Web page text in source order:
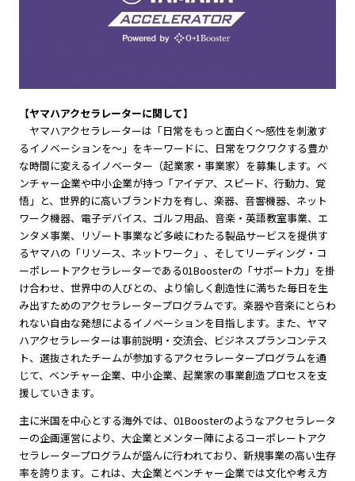
【ヤマハアクセラレーターに関して】
ヤマハアクセラレーターは「日常をもっと面白く〜感性を刺激す
るイノベーションを〜」をキーワードに、日常をワクワクする豊か
な時間に変えるイノベーター（起業家・事業家）を募集します。ベ
ンチャー企業や中小企業が持つ「アイデア、スピード、行動力、覚
悟」と、世界的に高いブランド力を有し、楽器、音響機器、ネット
ワーク機器、電子デバイス、ゴルフ用品、音楽・英語教室事業、エ
ンタメ事業、リゾート事業など多岐にわたる製品サービスを提供す
るヤマハの「リソース、ネットワーク」、そしてリーディング・コ
ーポレートアクセラレーターである01Boosterの「サポート力」を掛
け合わせ、世界中の人びとの、より愉しく創造性に満ちた毎日を生
み出すためのアクセラレータープログラムです。楽器や音楽にとらわ
れない自由な発想によるイノベーションを目指します。また、ヤマ
ハアクセラレーターは事前説明・交流会、ビジネスプランコンテス
ト、選抜されたチームが参加するアクセラレータープログラムを通
じて、ベンチャー企業、中小企業、起業家の事業創造プロセスを支
援していきます。
主に米国を中心とする海外では、01Boosterのようなアクセラレータ
ーの企画運営により、大企業とメンター陣によるコーポレートアク
セラレータープログラムが盛んに行われており、新規事業の高い生存
率を誇ります。これは、大企業とベンチャー企業では文化や考え方